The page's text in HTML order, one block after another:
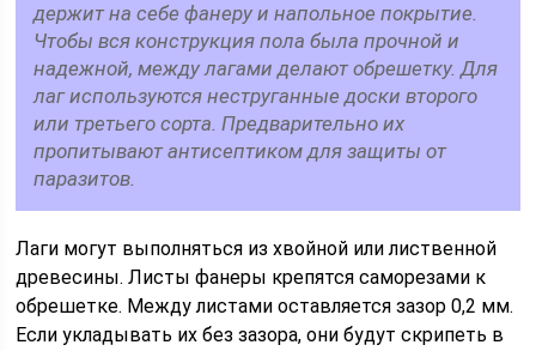
держит на себе фанеру и напольное покрытие.
Чтобы вся конструкция пола была прочной и
надежной, между лагами делают обрешетку. Для
лаг используются неструганные доски второго
или третьего сорта. Предварительно их
пропитывают антисептиком для защиты от
паразитов.
Лаги могут выполняться из хвойной или лиственной
древесины. Листы фанеры крепятся саморезами к
обрешетке. Между листами оставляется зазор 0,2 мм.
Если укладывать их без зазора, они будут скрипеть в